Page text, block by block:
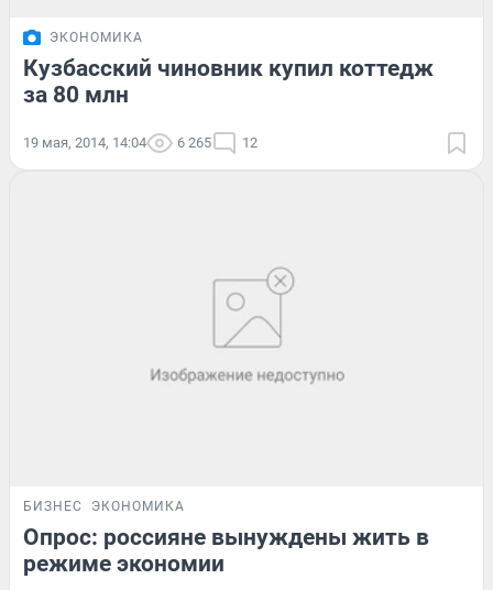
ЭКОНОМИКА
Кузбасский чиновник купил коттедж
за 80 млн
19 мая, 2014, 14:04 6 265 12
БИЗНЕС ЭКОНОМИКА
Опрос: россияне вынуждены жить в
режиме экономии